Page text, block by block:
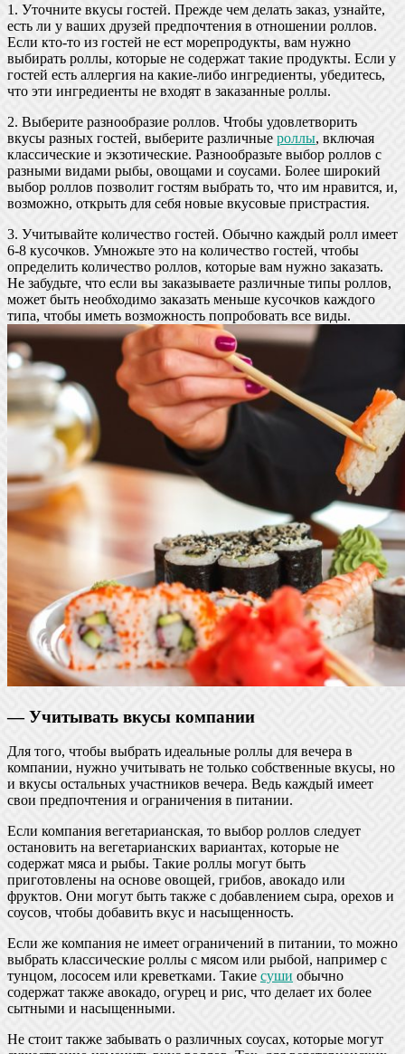
1. Уточните вкусы гостей. Прежде чем делать заказ, узнайте,
есть ли у ваших друзей предпочтения в отношении роллов.
Если кто-то из гостей не ест морепродукты, вам нужно
выбирать роллы, которые не содержат такие продукты. Если у
гостей есть аллергия на какие-либо ингредиенты, убедитесь,
что эти ингредиенты не входят в заказанные роллы.
2. Выберите разнообразие роллов. Чтобы удовлетворить
вкусы разных гостей, выберите различные роллы, включая
классические и экзотические. Разнообразьте выбор роллов с
разными видами рыбы, овощами и соусами. Более широкий
выбор роллов позволит гостям выбрать то, что им нравится, и,
возможно, открыть для себя новые вкусовые пристрастия.
3. Учитывайте количество гостей. Обычно каждый ролл имеет
6-8 кусочков. Умножьте это на количество гостей, чтобы
определить количество роллов, которые вам нужно заказать.
Не забудьте, что если вы заказываете различные типы роллов,
может быть необходимо заказать меньше кусочков каждого
типа, чтобы иметь возможность попробовать все виды.
— Учитывать вкусы компании
Для того, чтобы выбрать идеальные роллы для вечера в
компании, нужно учитывать не только собственные вкусы, но
и вкусы остальных участников вечера. Ведь каждый имеет
свои предпочтения и ограничения в питании.
Если компания вегетарианская, то выбор роллов следует
остановить на вегетарианских вариантах, которые не
содержат мяса и рыбы. Такие роллы могут быть
приготовлены на основе овощей, грибов, авокадо или
фруктов. Они могут быть также с добавлением сыра, орехов и
соусов, чтобы добавить вкус и насыщенность.
Если же компания не имеет ограничений в питании, то можно
выбрать классические роллы с мясом или рыбой, например с
тунцом, лососем или креветками. Такие суши обычно
содержат также авокадо, огурец и рис, что делает их более
сытными и насыщенными.
Не стоит также забывать о различных соусах, которые могут